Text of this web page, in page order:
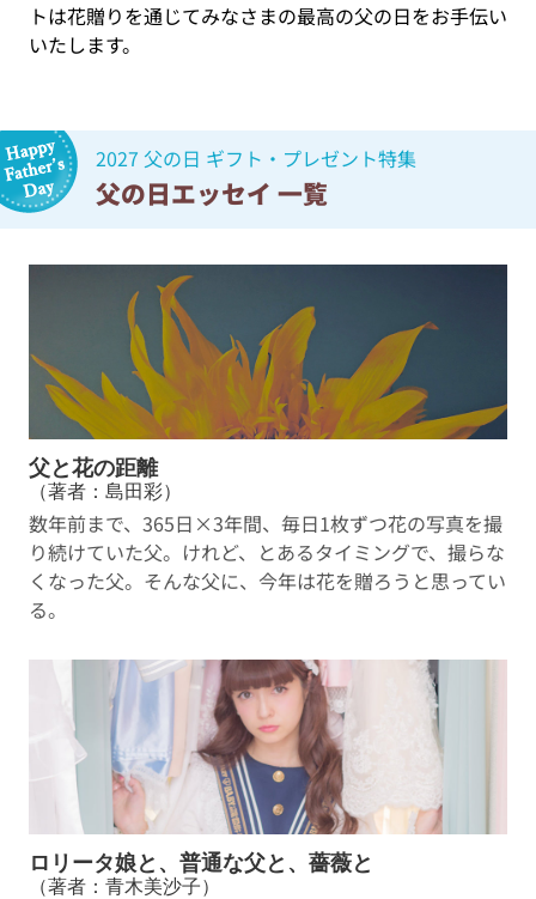
トは花贈りを通じてみなさまの最高の父の日をお手伝い
いたします。
父の日エッセイ 一覧
2027 父の日 ギフト・プレゼント特集
父と花の距離
（著者：島田彩）
数年前まで、365日×3年間、毎日1枚ずつ花の写真を撮
り続けていた父。けれど、とあるタイミングで、撮らな
くなった父。そんな父に、今年は花を贈ろうと思ってい
る。
ロリータ娘と、普通な父と、薔薇と
（著者：青木美沙子）